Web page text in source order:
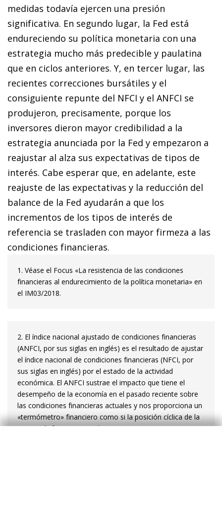
medidas todavía ejercen una presión
significativa. En segundo lugar, la Fed está
endureciendo su política monetaria con una
estrategia mucho más predecible y paulatina
que en ciclos anteriores. Y, en tercer lugar, las
recientes correcciones bursátiles y el
consiguiente repunte del NFCI y el ANFCI se
produjeron, precisamente, porque los
inversores dieron mayor credibilidad a la
estrategia anunciada por la Fed y empezaron a
reajustar al alza sus expectativas de tipos de
interés. Cabe esperar que, en adelante, este
reajuste de las expectativas y la reducción del
balance de la Fed ayudarán a que los
incrementos de los tipos de interés de
referencia se trasladen con mayor firmeza a las
condiciones financieras.
1. Véase el Focus «La resistencia de las condiciones
financieras al endurecimiento de la política monetaria» en
el IM03/2018.
2. El índice nacional ajustado de condiciones financieras
(ANFCI, por sus siglas en inglés) es el resultado de ajustar
el índice nacional de condiciones financieras (NFCI, por
sus siglas en inglés) por el estado de la actividad
económica. El ANFCI sustrae el impacto que tiene el
desempeño de la economía en el pasado reciente sobre
las condiciones financieras actuales y nos proporciona un
«termómetro» financiero como si la posición cíclica de la
economía fuera siempre la misma.